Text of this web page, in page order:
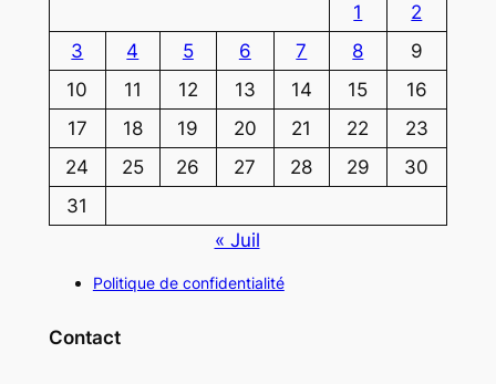
1
2
3
4 5 6 7 8
9
10
11 12 13 14 15
16
17
18 19 20 21 22
23
24
25 26 27 28 29
30
31
« Juil
Politique de confidentialité
Contact